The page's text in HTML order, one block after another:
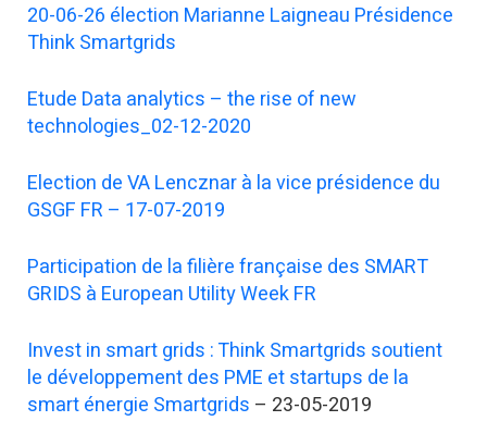
20-06-26 élection Marianne Laigneau Présidence
Think Smartgrids
Etude Data analytics – the rise of new
technologies_02-12-2020
Election de VA Lencznar à la vice présidence du
GSGF FR – 17-07-2019
Participation de la filière française des SMART
GRIDS à European Utility Week FR
Invest in smart grids : Think Smartgrids soutient
le développement des PME et startups de la
smart énergie Smartgrids – 23-05-2019